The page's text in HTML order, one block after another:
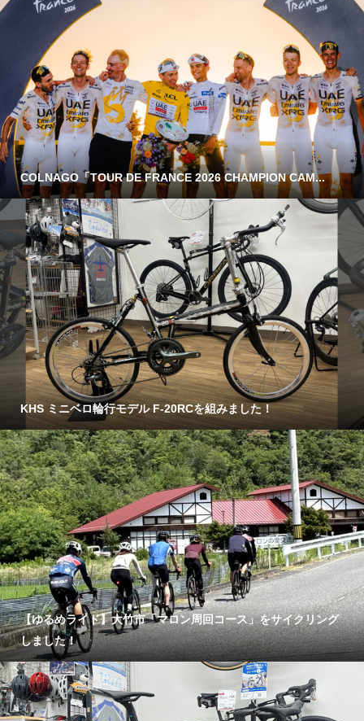
COLNAGO「TOUR DE FRANCE 2026 CHAMPION CAM...
KHS ミニベロ輪行モデル F-20RCを組みました！
【ゆるめライド】大竹市「マロン周回コース」をサイクリング
しました！